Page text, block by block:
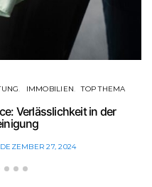
IMMOBILIEN TOP THEMA
Verlässlichkeit in der
DEZEMBER 27, 2024